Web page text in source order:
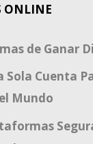
ONLINE
de Ganar
Sola Cuenta
Mundo